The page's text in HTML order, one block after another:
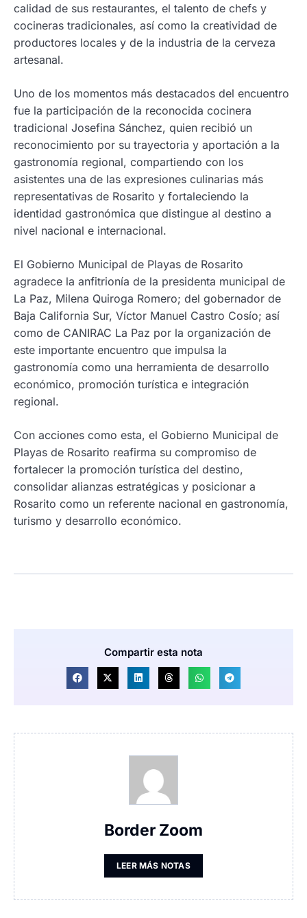
calidad de sus restaurantes, el talento de chefs y
cocineras tradicionales, así como la creatividad de
productores locales y de la industria de la cerveza
artesanal.
Uno de los momentos más destacados del encuentro
fue la participación de la reconocida cocinera
tradicional Josefina Sánchez, quien recibió un
reconocimiento por su trayectoria y aportación a la
gastronomía regional, compartiendo con los
asistentes una de las expresiones culinarias más
representativas de Rosarito y fortaleciendo la
identidad gastronómica que distingue al destino a
nivel nacional e internacional.
El Gobierno Municipal de Playas de Rosarito
agradece la anfitrionía de la presidenta municipal de
La Paz, Milena Quiroga Romero; del gobernador de
Baja California Sur, Víctor Manuel Castro Cosío; así
como de CANIRAC La Paz por la organización de
este importante encuentro que impulsa la
gastronomía como una herramienta de desarrollo
económico, promoción turística e integración
regional.
Con acciones como esta, el Gobierno Municipal de
Playas de Rosarito reafirma su compromiso de
fortalecer la promoción turística del destino,
consolidar alianzas estratégicas y posicionar a
Rosarito como un referente nacional en gastronomía,
turismo y desarrollo económico.
Compartir esta nota
Border Zoom
LEER MÁS NOTAS